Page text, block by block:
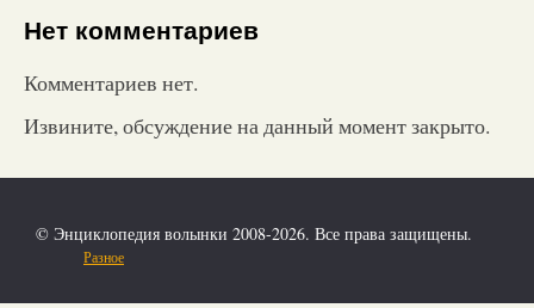
Нет комментариев
Комментариев нет.
Извините, обсуждение на данный момент закрыто.
© Энциклопедия волынки 2008-2026. Все права защищены.
Разное